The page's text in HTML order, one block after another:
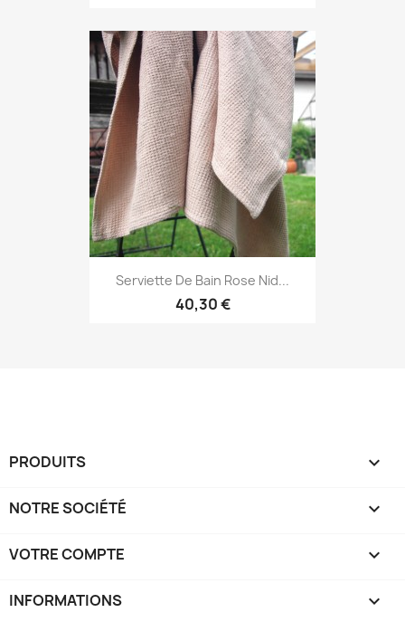
Serviette De Bain Rose Nid...
40,30 €
PRODUITS 
NOTRE SOCIÉTÉ 
VOTRE COMPTE 
INFORMATIONS keyboard_arrow_down